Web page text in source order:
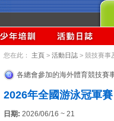
您在此： 主頁 > 活動日誌 > 競技賽事
各總會參加的海外體育競技賽
2026年全國游泳冠軍
日期: 2026/06/16 ~ 21